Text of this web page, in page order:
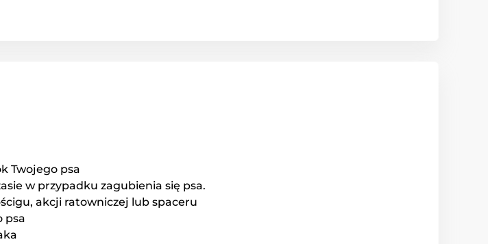
Twojego psa
w przypadku zagubienia się psa.
akcji ratowniczej lub spaceru
psa